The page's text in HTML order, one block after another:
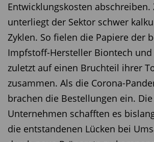
Entwicklungskosten abschreiben.
unterliegt der Sektor schwer
Zyklen. So fielen die Papiere der
Impfstoff-Hersteller Biontech
zuletzt auf einen Bruchteil ihrer
zusammen. Als die Corona-
brachen die Bestellungen ein.
Unternehmen schafften es
die entstandenen Lücken bei